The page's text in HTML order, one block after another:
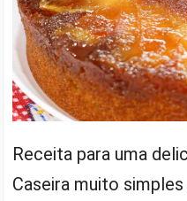
Receita para uma
Caseira muito